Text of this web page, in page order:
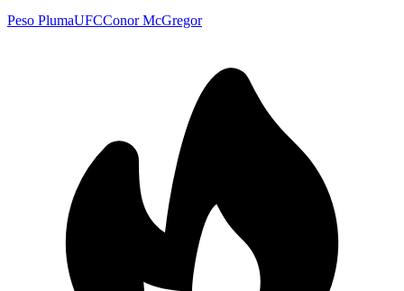
Peso PlumaUFCConor McGregor